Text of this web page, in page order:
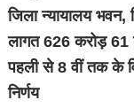
जिला न्यायालय भवन,
लागत 626 करोड़ 61
पहली से 8 वीं तक के
निर्णय